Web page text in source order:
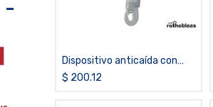
Dispositivo anticaída con
disipador de energía BACK2
$ 200.12